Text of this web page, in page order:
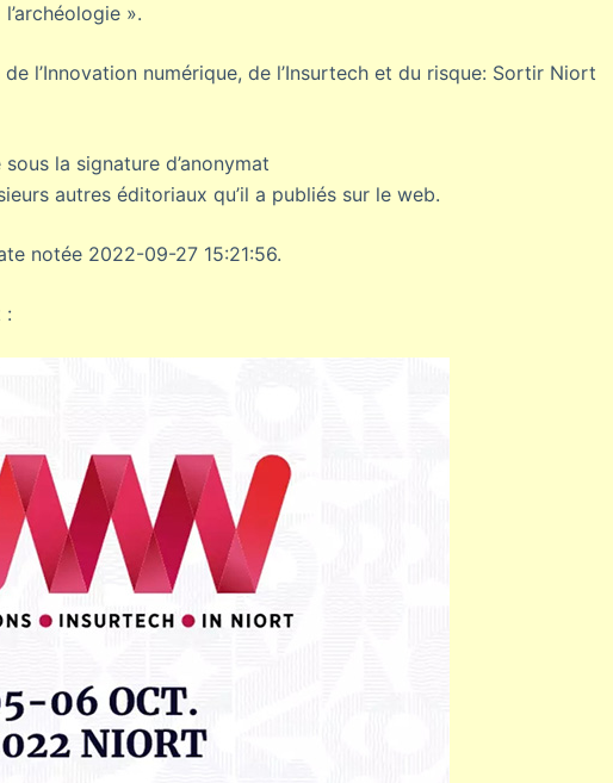
».
l’Innovation numérique, de l’Insurtech et du risque: Sortir Niort
la signature d’anonymat
autres éditoriaux qu’il a publiés sur le web.
notée 2022-09-27 15:21:56.
: